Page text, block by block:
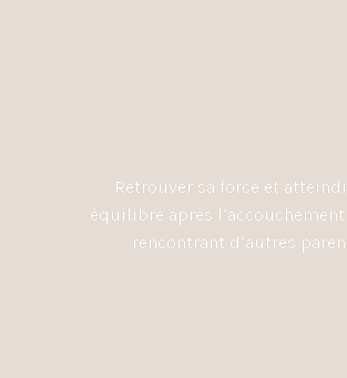
Retrouver sa force et
équilibre après
rencontrant d’autres